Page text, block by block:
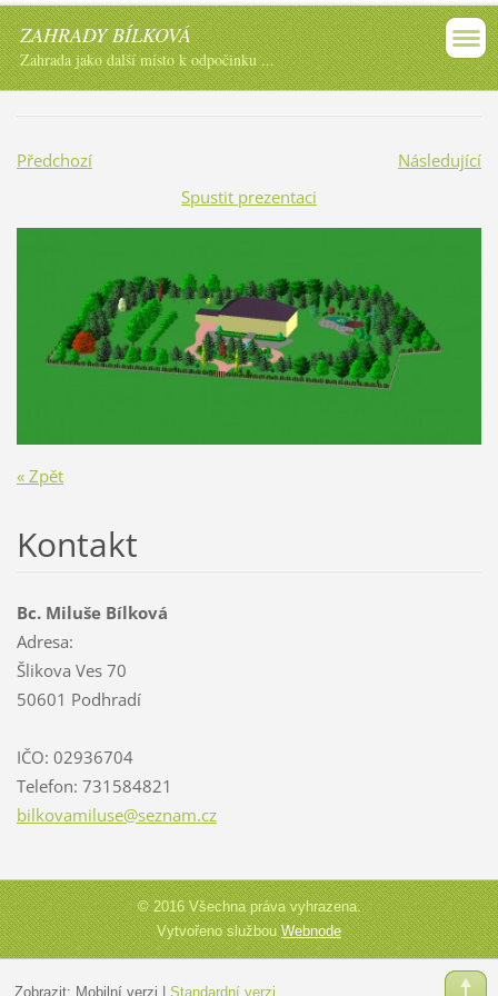
ZAHRADY BÍLKOVÁ
Zahrada jako další místo k odpočinku ...
Předchozí
Následující
Spustit prezentaci
« Zpět
Kontakt
Bc. Miluše Bílková
Adresa:
Šlikova Ves 70
50601 Podhradí
IČO: 02936704
Telefon: 731584821
bilkovamiluse@seznam.cz
© 2016 Všechna práva vyhrazena.
Vytvořeno službouWebnode
Zobrazit: Mobilní verzi Standardní verzi